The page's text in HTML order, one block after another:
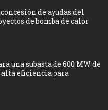
de ayudas del
de bomba de calor
una subasta de 600 MW de
alta eficiencia para